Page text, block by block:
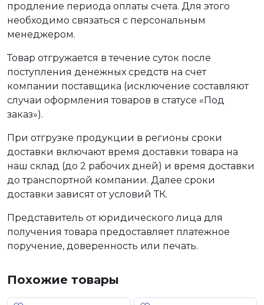
продление периода оплаты счета. Для этого
необходимо связаться с персональным
менеджером.
Товар отгружается в течение суток после
поступления денежных средств на счет
компании поставщика (исключение составляют
случаи оформления товаров в статусе «Под
заказ»).
При отгрузке продукции в регионы сроки
доставки включают время доставки товара на
наш склад (до 2 рабочих дней) и время доставки
до транспортной компании. Далее сроки
доставки зависят от условий ТК.
Представитель от юридического лица для
получения товара предоставляет платежное
поручение, доверенность или печать.
Похожие товары